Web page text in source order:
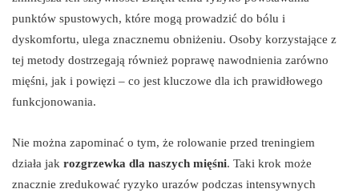
punktów spustowych, które mogą prowadzić do bólu i
dyskomfortu, ulega znacznemu obniżeniu. Osoby korzystające z
tej metody dostrzegają również poprawę nawodnienia zarówno
mięśni, jak i powięzi – co jest kluczowe dla ich prawidłowego
funkcjonowania.
Nie można zapominać o tym, że rolowanie przed treningiem
działa jak rozgrzewka dla naszych mięśni. Taki krok może
znacznie zredukować ryzyko urazów podczas intensywnych